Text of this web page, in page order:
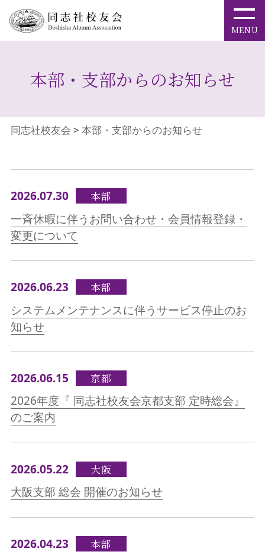
本部・支部からのお知らせ
同志社校友会 > 本部・支部からのお知らせ
2026.07.30 本部
一斉休暇に伴うお問い合わせ・会員情報登録・
変更について
2026.06.23 本部
システムメンテナンスに伴うサービス停止のお
知らせ
2026.06.15 京都
2026年度『 同志社校友会京都支部 定時総会』
のご案内
2026.05.22 大阪
大阪支部 総会 開催のお知らせ
2026.04.23 本部